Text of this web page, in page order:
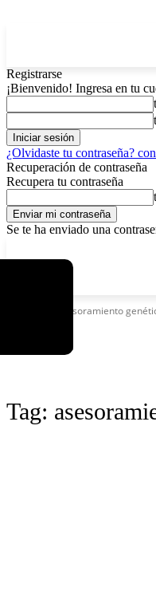
Registrarse
¡Bienvenido! Ingresa en tu
¿Olvidaste tu contraseña?
Recuperación de contraseña
Recupera tu contraseña
Se te ha enviado una
Asesoramiento
Tag: